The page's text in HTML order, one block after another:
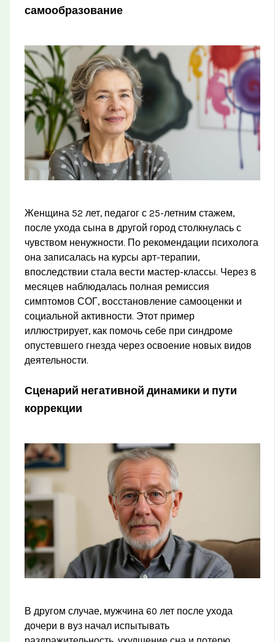
самообразование
Женщина 52 лет, педагог с 25-летним стажем,
после ухода сына в другой город столкнулась с
чувством ненужности. По рекомендации психолога
она записалась на курсы арт-терапии,
впоследствии стала вести мастер-классы. Через 8
месяцев наблюдалась полная ремиссия
симптомов СОГ, восстановление самооценки и
социальной активности. Этот пример
иллюстрирует, как помочь себе при синдроме
опустевшего гнезда через освоение новых видов
деятельности.
Сценарий негативной динамики и пути
коррекции
В другом случае, мужчина 60 лет после ухода
дочери в вуз начал испытывать